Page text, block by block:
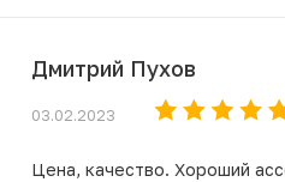
Дмитрий Пухов
03.02.2023
Цена, качество. Хороший